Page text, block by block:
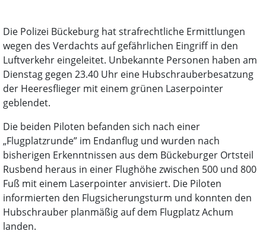
Die Polizei Bückeburg hat strafrechtliche Ermittlungen
wegen des Verdachts auf gefährlichen Eingriff in den
Luftverkehr eingeleitet. Unbekannte Personen haben am
Dienstag gegen 23.40 Uhr eine Hubschrauberbesatzung
der Heeresflieger mit einem grünen Laserpointer
geblendet.
Die beiden Piloten befanden sich nach einer
„Flugplatzrunde” im Endanflug und wurden nach
bisherigen Erkenntnissen aus dem Bückeburger Ortsteil
Rusbend heraus in einer Flughöhe zwischen 500 und 800
Fuß mit einem Laserpointer anvisiert. Die Piloten
informierten den Flugsicherungsturm und konnten den
Hubschrauber planmäßig auf dem Flugplatz Achum
landen.